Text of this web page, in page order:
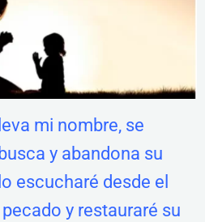
mi nombre, se
y abandona su
escucharé desde el
y restauraré su